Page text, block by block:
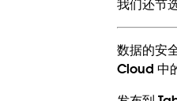
我们还节
数据的安
Cloud 中